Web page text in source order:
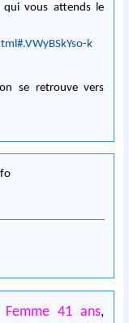
qui vous attends le
k
se retrouve vers
Femme 41 ans,